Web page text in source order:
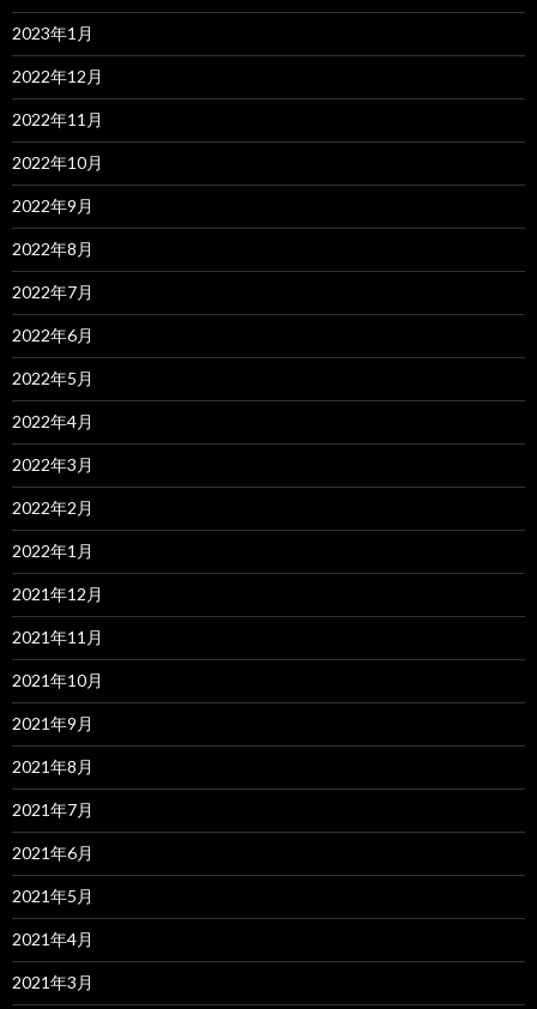
2023年1月
2022年12月
2022年11月
2022年10月
2022年9月
2022年8月
2022年7月
2022年6月
2022年5月
2022年4月
2022年3月
2022年2月
2022年1月
2021年12月
2021年11月
2021年10月
2021年9月
2021年8月
2021年7月
2021年6月
2021年5月
2021年4月
2021年3月